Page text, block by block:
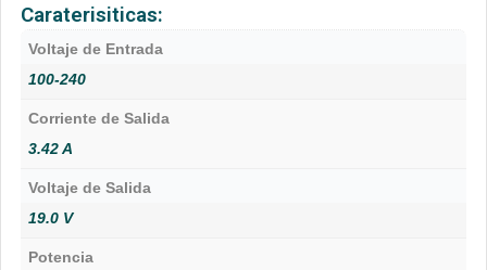
Caraterisiticas:
Voltaje de Entrada
100-240
Corriente de Salida
3.42 A
Voltaje de Salida
19.0 V
Potencia